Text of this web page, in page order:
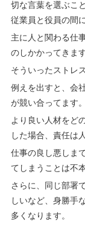
切な言葉を選ぶこ
従業員と役員の間
主に人と関わる仕
のしかかってきます
そういったストレ
例えを出すと、会
が競い合ってます。
より良い人材をど
した場合、責任は
仕事の良し悪しま
てしまうことは不
さらに、同じ部署
しいなど、身勝手
多くなります。